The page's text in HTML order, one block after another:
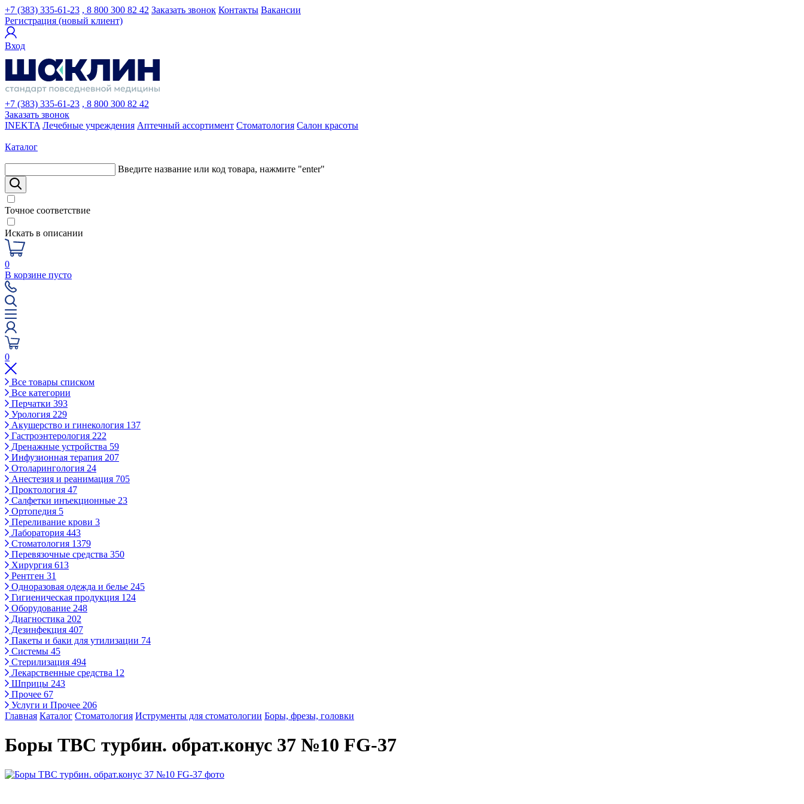
+7 (383) 335-61-23 , 8 800 300 82 42 Заказать звонок Контакты Вакансии
Регистрация (новый клиент)
Вход
+7 (383) 335-61-23 , 8 800 300 82 42
Заказать звонок
INEKTA Лечебные учреждения Аптечный ассортимент Стоматология Салон красоты
Каталог
Введите название или код товара, нажмите "enter"
Точное соответствие
Искать в описании
0
В корзине пусто
0
Все товары списком
Все категории
Перчатки 393
Урология 229
Акушерство и гинекология 137
Гастроэнтерология 222
Дренажные устройства 59
Инфузионная терапия 207
Отоларингология 24
Анестезия и реанимация 705
Проктология 47
Салфетки инъекционные 23
Ортопедия 5
Переливание крови 3
Лаборатория 443
Стоматология 1379
Перевязочные средства 350
Хирургия 613
Рентген 31
Одноразовая одежда и белье 245
Гигиеническая продукция 124
Оборудование 248
Диагностика 202
Дезинфекция 407
Пакеты и баки для утилизации 74
Системы 45
Стерилизация 494
Лекарственные средства 12
Шприцы 243
Прочее 67
Услуги и Прочее 206
Главная Каталог Стоматология Иструменты для стоматологии Боры, фрезы, головки
Боры ТВС турбин. обрат.конус 37 №10 FG-37